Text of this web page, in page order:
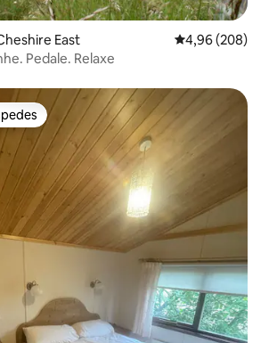
East 4,96 de uma
4,96 (208)
Pedale. Relaxe